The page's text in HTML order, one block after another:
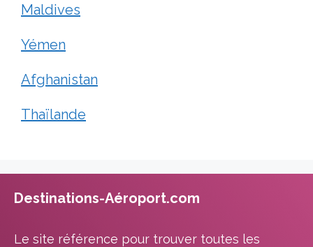
Maldives
Yémen
Afghanistan
Thaïlande
Destinations-Aéroport.com
Le site référence pour trouver toutes les